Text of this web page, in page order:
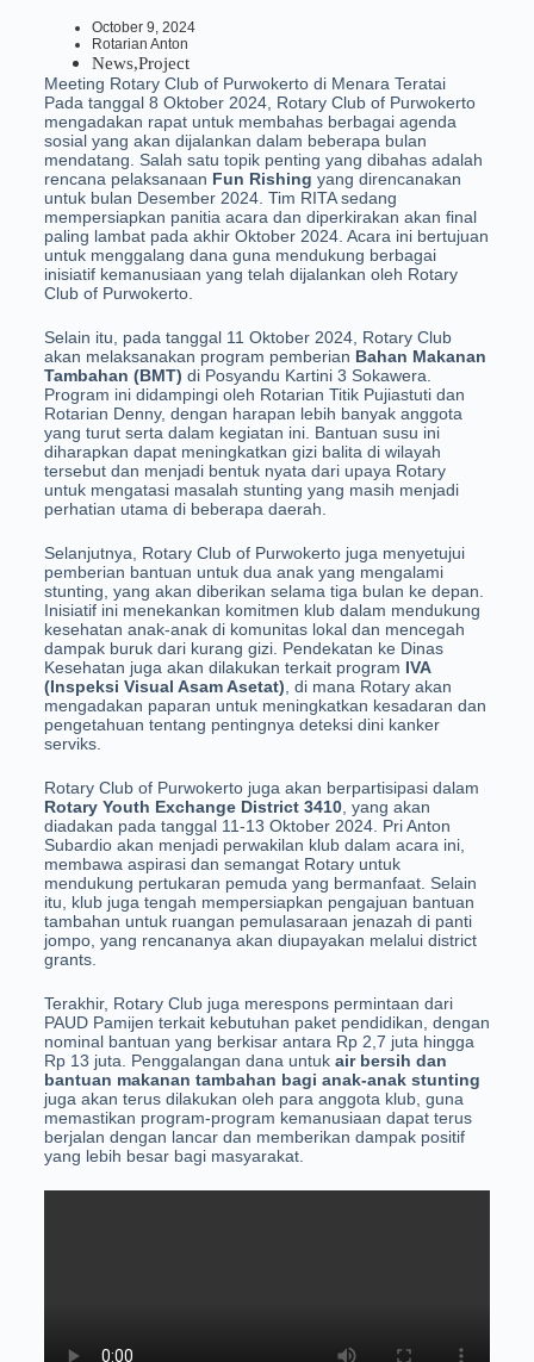
October 9, 2024
Rotarian Anton
News,Project
Meeting Rotary Club of Purwokerto di Menara Teratai
Pada tanggal 8 Oktober 2024, Rotary Club of Purwokerto
mengadakan rapat untuk membahas berbagai agenda
sosial yang akan dijalankan dalam beberapa bulan
mendatang. Salah satu topik penting yang dibahas adalah
rencana pelaksanaan Fun Rishing yang direncanakan
untuk bulan Desember 2024. Tim RITA sedang
mempersiapkan panitia acara dan diperkirakan akan final
paling lambat pada akhir Oktober 2024. Acara ini bertujuan
untuk menggalang dana guna mendukung berbagai
inisiatif kemanusiaan yang telah dijalankan oleh Rotary
Club of Purwokerto.
Selain itu, pada tanggal 11 Oktober 2024, Rotary Club
akan melaksanakan program pemberian Bahan Makanan
Tambahan (BMT) di Posyandu Kartini 3 Sokawera.
Program ini didampingi oleh Rotarian Titik Pujiastuti dan
Rotarian Denny, dengan harapan lebih banyak anggota
yang turut serta dalam kegiatan ini. Bantuan susu ini
diharapkan dapat meningkatkan gizi balita di wilayah
tersebut dan menjadi bentuk nyata dari upaya Rotary
untuk mengatasi masalah stunting yang masih menjadi
perhatian utama di beberapa daerah.
Selanjutnya, Rotary Club of Purwokerto juga menyetujui
pemberian bantuan untuk dua anak yang mengalami
stunting, yang akan diberikan selama tiga bulan ke depan.
Inisiatif ini menekankan komitmen klub dalam mendukung
kesehatan anak-anak di komunitas lokal dan mencegah
dampak buruk dari kurang gizi. Pendekatan ke Dinas
Kesehatan juga akan dilakukan terkait program IVA
(Inspeksi Visual Asam Asetat) , di mana Rotary akan
mengadakan paparan untuk meningkatkan kesadaran dan
pengetahuan tentang pentingnya deteksi dini kanker
serviks.
Rotary Club of Purwokerto juga akan berpartisipasi dalam
Rotary Youth Exchange District 3410, yang akan
diadakan pada tanggal 11-13 Oktober 2024. Pri Anton
Subardio akan menjadi perwakilan klub dalam acara ini,
membawa aspirasi dan semangat Rotary untuk
mendukung pertukaran pemuda yang bermanfaat. Selain
itu, klub juga tengah mempersiapkan pengajuan bantuan
tambahan untuk ruangan pemulasaraan jenazah di panti
jompo, yang rencananya akan diupayakan melalui district
grants.
Terakhir, Rotary Club juga merespons permintaan dari
PAUD Pamijen terkait kebutuhan paket pendidikan, dengan
nominal bantuan yang berkisar antara Rp 2,7 juta hingga
Rp 13 juta. Penggalangan dana untuk air bersih dan
bantuan makanan tambahan bagi anak-anak stunting
juga akan terus dilakukan oleh para anggota klub, guna
memastikan program-program kemanusiaan dapat terus
berjalan dengan lancar dan memberikan dampak positif
yang lebih besar bagi masyarakat.